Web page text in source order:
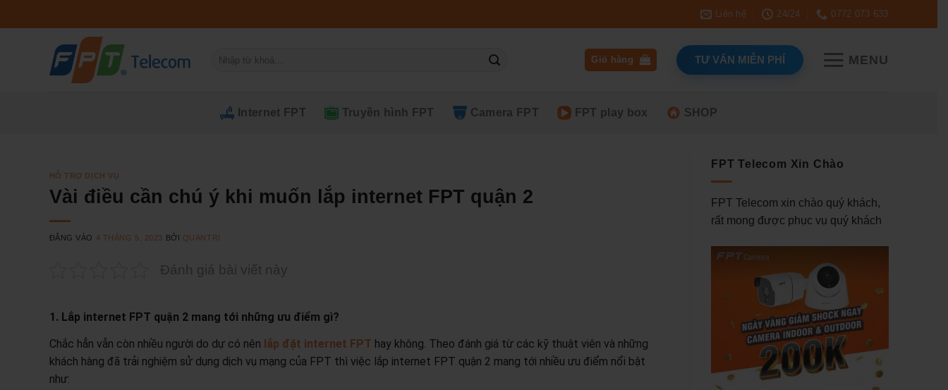
qua
Liên hệ 24/24 0772 073 633
kiếm:
Giỏ hàng TƯ VẤN MIỄN PHÍ MENU
Internet FPT Truyền hình FPT Camera FPT FPT play box SHOP
HỖ TRỢ DỊCH VỤ
Vài điều cần chú ý khi muốn lắp internet FPT quận 2
ĐĂNG VÀO 4 THÁNG 5, 2023 BỞI QUANTRI
Đánh giá bài viết này
1. Lắp internet FPT quận 2 mang tới những ưu điểm gì?
Chắc hẳn vẫn còn nhiều người do dự có nên lắp đặt internet FPT hay không. Theo đánh giá từ các kỹ thuật viên và những
khách hàng đã trải nghiệm sử dụng dịch vụ mạng của FPT thì việc lắp internet FPT quận 2 mang tới nhiều ưu điểm nổi bật
như:
FPT Telecom Xin Chào
FPT Telecom xin chào quý khách,
rất mong được phục vụ quý khách